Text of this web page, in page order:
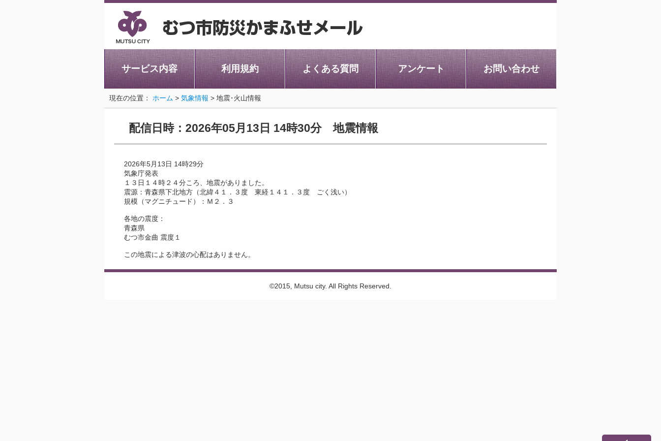
サービス内容 利用規約 よくある質問 アンケート お問い合わせ
現在の位置： ホーム > 気象情報 > 地震･火山情報
配信日時：2026年05月13日 14時30分 地震情報
2026年5月13日 14時29分
気象庁発表
１３日１４時２４分ころ、地震がありました。
震源：青森県下北地方（北緯４１．３度 東経１４１．３度 ごく浅い）
規模（マグニチュード）：Ｍ２．３
各地の震度：
青森県
むつ市金曲 震度１
この地震による津波の心配はありません。
©2015, Mutsu city. All Rights Reserved.